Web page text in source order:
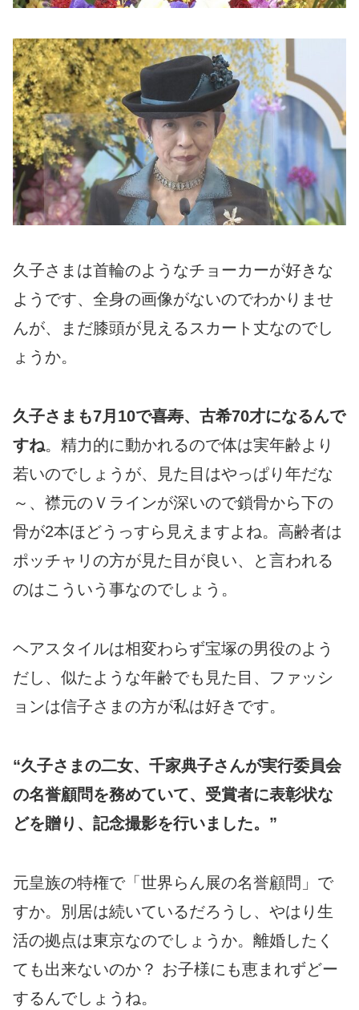
久子さまは首輪のようなチョーカーが好きな
ようです、全身の画像がないのでわかりませ
んが、まだ膝頭が見えるスカート丈なのでし
ょうか。
久子さまも7月10で喜寿、古希70才になるんで
すね。精力的に動かれるので体は実年齢より
若いのでしょうが、見た目はやっぱり年だな
～、襟元のＶラインが深いので鎖骨から下の
骨が2本ほどうっすら見えますよね。高齢者は
ポッチャリの方が見た目が良い、と言われる
のはこういう事なのでしょう。
ヘアスタイルは相変わらず宝塚の男役のよう
だし、似たような年齢でも見た目、ファッシ
ョンは信子さまの方が私は好きです。
“久子さまの二女、千家典子さんが実行委員会
の名誉顧問を務めていて、受賞者に表彰状な
どを贈り、 記念撮影を行いました。”
元皇族の特権で「世界らん展の名誉顧問」で
すか。別居は続いているだろうし、やはり生
活の拠点は東京なのでしょうか。離婚したく
ても出来ないのか？ お子様にも恵まれずどー
するんでしょうね。